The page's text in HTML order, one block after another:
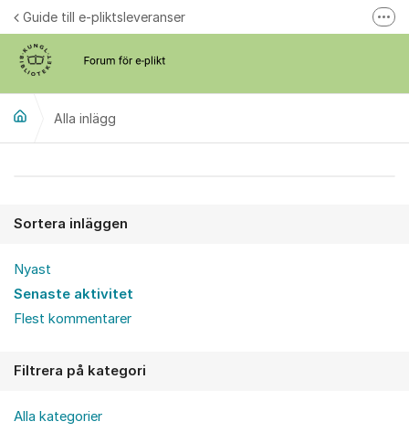
Hoppa till innehåll
Guide till e-pliktsleveranser
Alla inlägg
Sortera inläggen
Nyast
Senaste aktivitet
Flest kommentarer
Filtrera på kategori
Alla kategorier